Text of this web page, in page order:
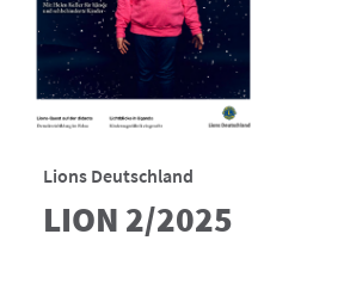
Lions Deutschland
LION 2/2025